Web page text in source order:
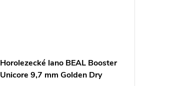
Horolezecké lano BEAL Booster
Unicore 9,7 mm Golden Dry